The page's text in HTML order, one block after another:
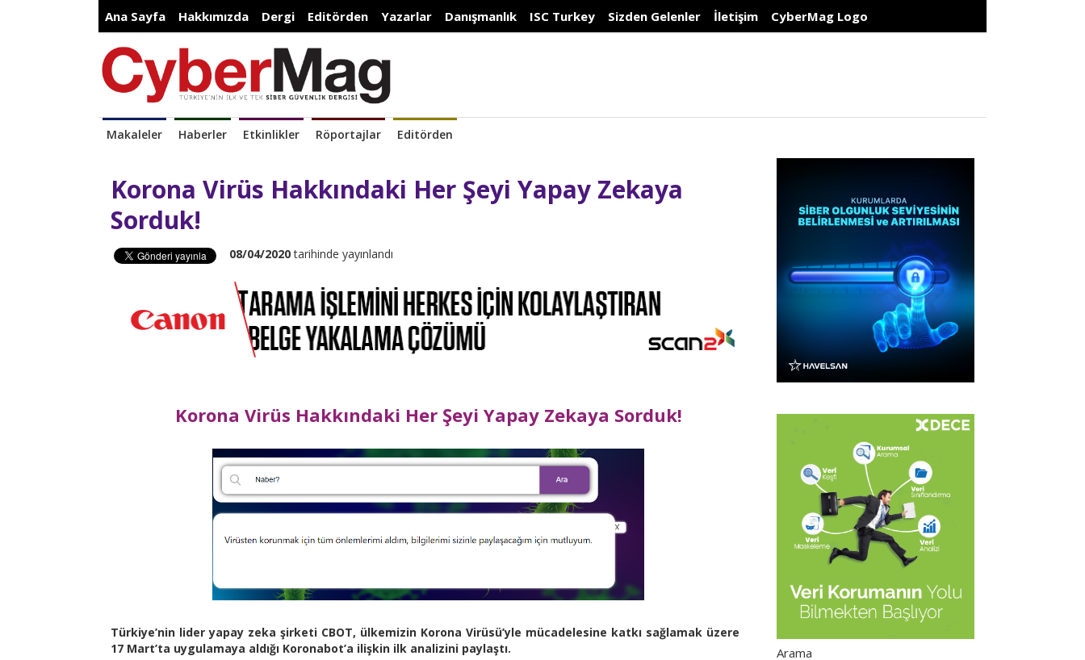
Ana Sayfa Hakkımızda Dergi Editörden Yazarlar Danışmanlık ISC Turkey Sizden Gelenler İletişim CyberMag Logo
Makaleler Haberler Etkinlikler Röportajlar Editörden
Korona Virüs Hakkındaki Her Şeyi Yapay Zekaya
Sorduk!
08/04/2020tarihinde yayınlandı
Korona Virüs Hakkındaki Her Şeyi Yapay Zekaya Sorduk!
Türkiye’nin lider yapay zeka şirketi CBOT, ülkemizin Korona Virüsü’yle mücadelesine katkı sağlamak üzere
17 Mart’ta uygulamaya aldığı Koronabot’a ilişkin ilk analizini paylaştı.
Arama